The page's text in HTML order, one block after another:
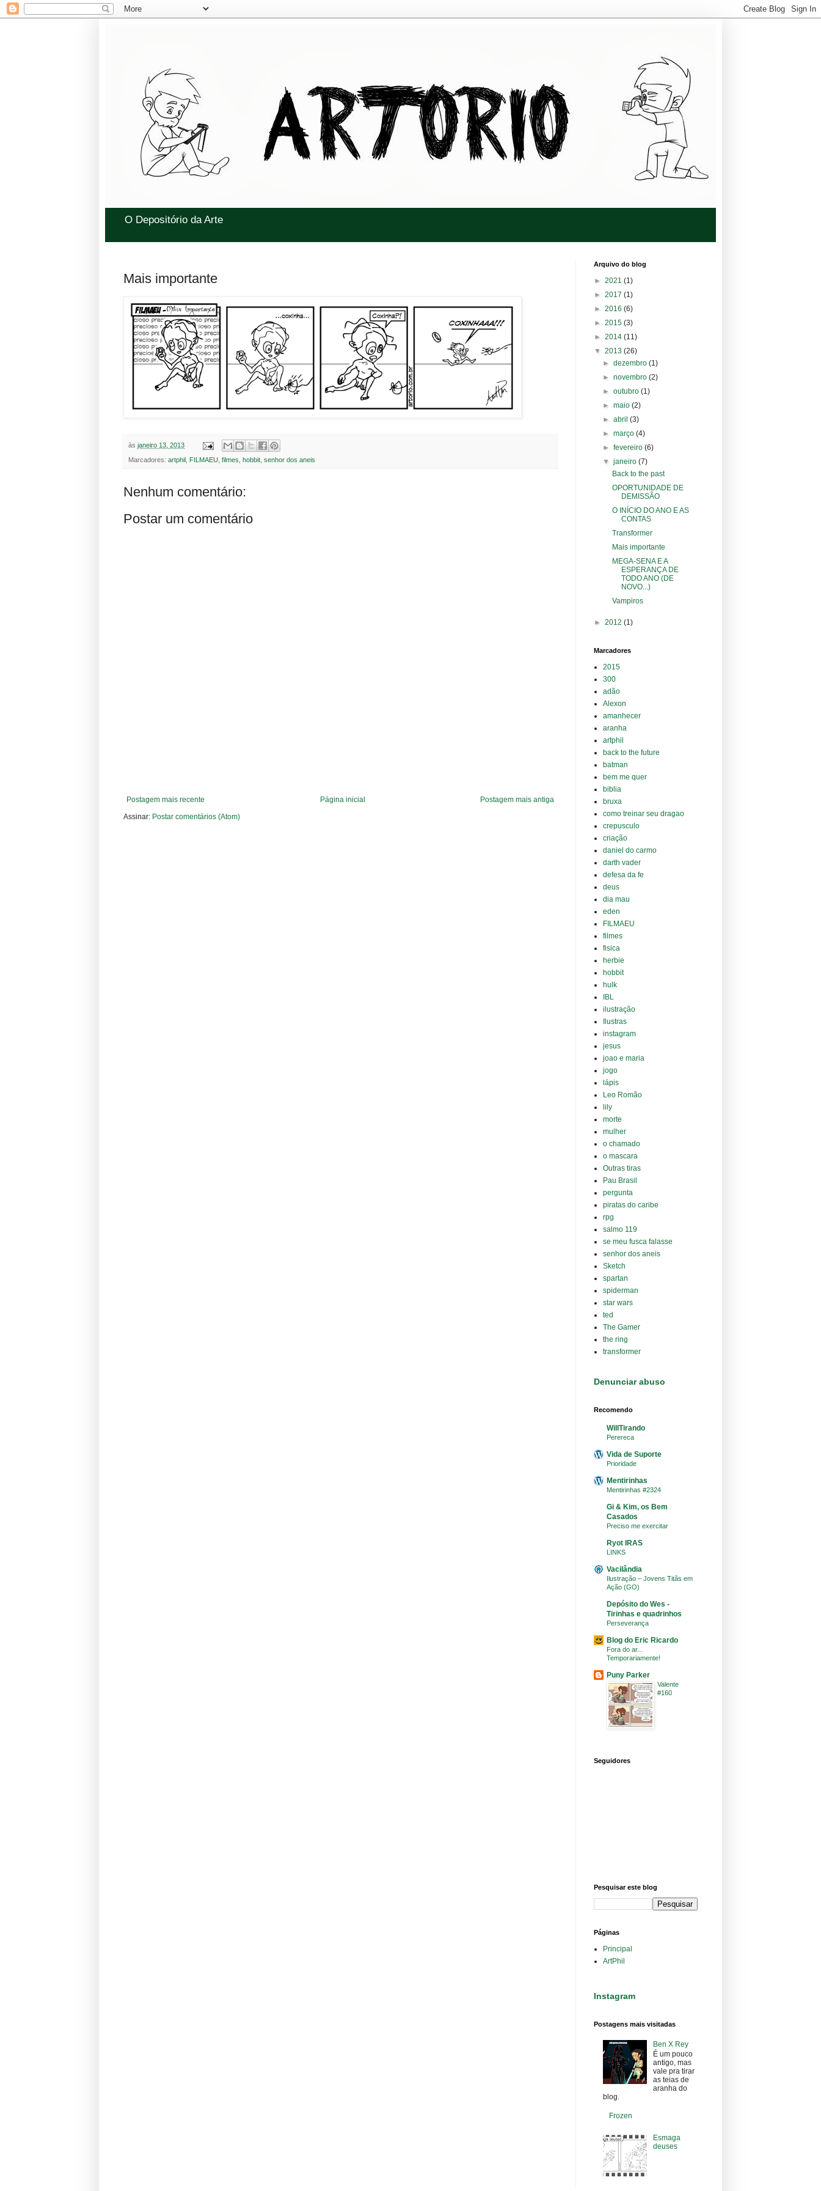
O Depositório da Arte
Mais importante
às janeiro 13, 2013
Marcadores: artphil , FILMAEU, filmes, hobbit, senhor dos aneis
Nenhum comentário:
Postar um comentário
Postagem mais recente Postagem mais antiga
Página inicial
Assinar: Postar comentários (Atom)
Arquivo do blog
► 2021 (1)
► 2017 (1)
► 2016 (6)
► 2015 (3)
► 2014 (11)
▼ 2013 (26)
►dezembro(1)
►novembro(2)
►outubro(1)
►maio(2)
►abril(3)
►março(4)
►fevereiro(6)
▼janeiro(7)
Back to the past
OPORTUNIDADE DE
DEMISSÃO
O INÍCIO DO ANO E AS
CONTAS
Transformer
Mais importante
MEGA-SENA E A
ESPERANÇA DE
TODO ANO (DE
NOVO...)
Vampiros
► 2012 (1)
Marcadores
2015
300
adão
Alexon
amanhecer
aranha
artphil
back to the future
batman
bem me quer
biblia
bruxa
como treinar seu dragao
crepusculo
criação
daniel do carmo
darth vader
defesa da fe
deus
dia mau
eden
FILMAEU
filmes
fisica
herbie
hobbit
hulk
IBL
ilustração
Ilustras
instagram
jesus
joao e maria
jogo
lápis
Leo Romão
lily
morte
mulher
o chamado
o mascara
Outras tiras
Pau Brasil
pergunta
piratas do caribe
rpg
salmo 119
se meu fusca falasse
senhor dos aneis
Sketch
spartan
spiderman
star wars
ted
The Gamer
the ring
transformer
Denunciar abuso
Recomendo
WillTirando
Perereca
Vida de Suporte
Prioridade
Mentirinhas
Mentirinhas #2324
Gi & Kim, os Bem
Casados
Preciso me exercitar
Ryot IRAS
LINKS
Vacilândia
Ilustração – Jovens Titãs em
Ação (GO)
Depósito do Wes -
Tirinhas e quadrinhos
Perseverança
Blog do Eric Ricardo
Fora do ar...
Temporariamente!
Puny Parker
Valente
#160
Seguidores
Pesquisar este blog
Páginas
Principal
ArtPhil
Instagram
Postagens mais visitadas
Ben X Rey
É um pouco
antigo, mas
vale pra tirar
as teias de
aranha do
blog.
Frozen
Esmaga
deuses